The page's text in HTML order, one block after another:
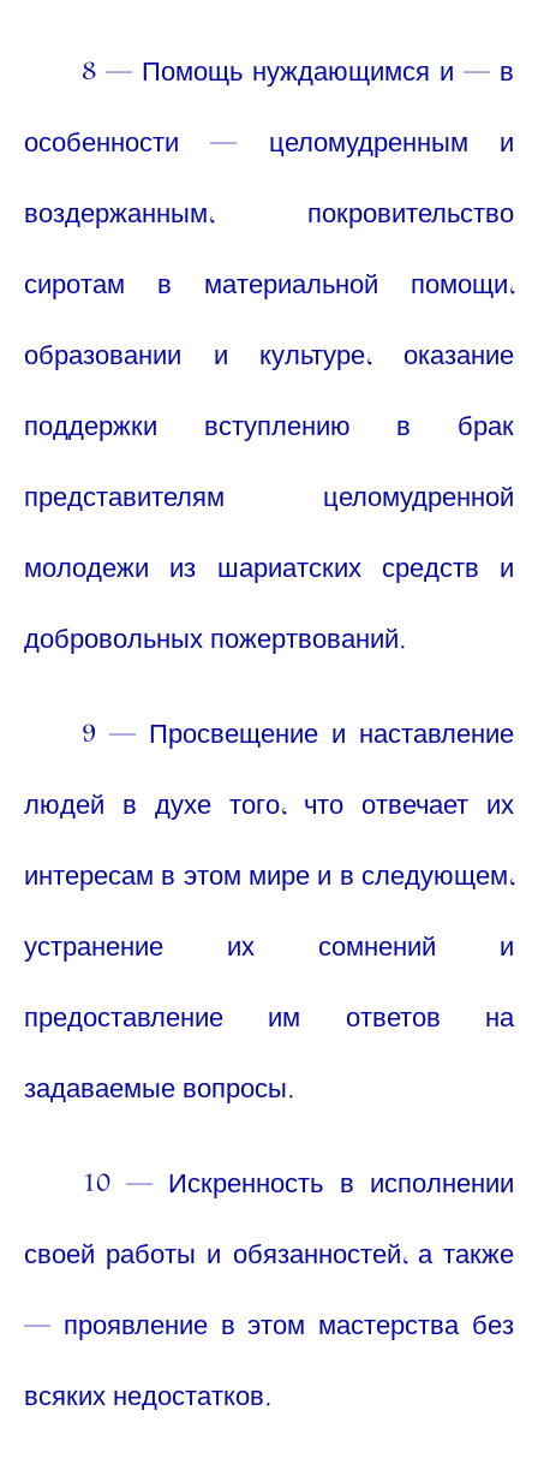
8 — Помощь нуждающимся и — в
особенности — целомудренным и
воздержанным, покровительство
сиротам в материальной помощи,
образовании и культуре, оказание
поддержки вступлению в брак
представителям целомудренной
молодежи из шариатских средств и
добровольных пожертвований.
9 — Просвещение и наставление
людей в духе того, что отвечает их
интересам в этом мире и в следующем,
устранение их сомнений и
предоставление им ответов на
задаваемые вопросы.
10 — Искренность в исполнении
своей работы и обязанностей, а также
— проявление в этом мастерства без
всяких недостатков.